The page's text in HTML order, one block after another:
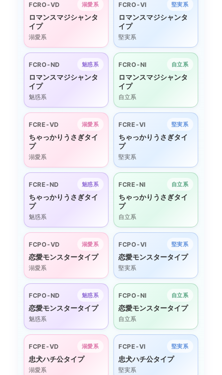
FCRO-VD 溺愛系
ロマンスマジシャンタ
イプ
溺愛系
FCRO-VI 堅実系
ロマンスマジシャンタ
イプ
堅実系
FCRO-ND 魅惑系
ロマンスマジシャンタ
イプ
魅惑系
FCRO-NI 自立系
ロマンスマジシャンタ
イプ
自立系
FCRE-VD 溺愛系
ちゃっかりうさぎタイ
プ
溺愛系
FCRE-VI 堅実系
ちゃっかりうさぎタイ
プ
堅実系
FCRE-ND 魅惑系
ちゃっかりうさぎタイ
プ
魅惑系
FCRE-NI 自立系
ちゃっかりうさぎタイ
プ
自立系
FCPO-VD 溺愛系
恋愛モンスタータイプ
溺愛系
FCPO-VI 堅実系
恋愛モンスタータイプ
堅実系
FCPO-ND 魅惑系
恋愛モンスタータイプ
魅惑系
FCPO-NI 自立系
恋愛モンスタータイプ
自立系
FCPE-VD 溺愛系
忠犬ハチ公タイプ
溺愛系
FCPE-VI 堅実系
忠犬ハチ公タイプ
堅実系